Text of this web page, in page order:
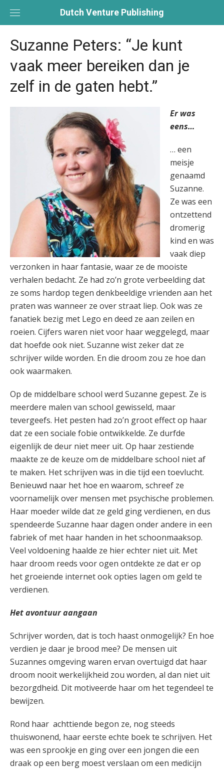
Dutch Venture Publishing
Suzanne Peters: “Je kunt
vaak meer bereiken dan je
zelf in de gaten hebt.”
Er was
eens…
… een
meisje
genaamd
Suzanne.
Ze was een
ontzettend
dromerig
kind en was
vaak diep
verzonken in haar fantasie, waar ze de mooiste
verhalen bedacht. Ze had zo’n grote verbeelding dat
ze soms hardop tegen denkbeeldige vrienden aan het
praten was wanneer ze over straat liep. Ook was ze
fanatiek bezig met Lego en deed ze aan zeilen en
roeien. Cijfers waren niet voor haar weggelegd, maar
dat hoefde ook niet. Suzanne wist zeker dat ze
schrijver wilde worden. En die droom zou ze hoe dan
ook waarmaken.
Op de middelbare school werd Suzanne gepest. Ze is
meerdere malen van school gewisseld, maar
tevergeefs. Het pesten had zo’n groot effect op haar
dat ze een sociale fobie ontwikkelde. Ze durfde
eigenlijk de deur niet meer uit. Op haar zestiende
maakte ze de keuze om de middelbare school niet af
te maken. Het schrijven was in die tijd een toevlucht.
Benieuwd naar het hoe en waarom, schreef ze
voornamelijk over mensen met psychische problemen.
Haar moeder wilde dat ze geld ging verdienen, en dus
spendeerde Suzanne haar dagen onder andere in een
fabriek of met haar handen in het schoonmaaksop.
Veel voldoening haalde ze hier echter niet uit. Met
haar droom reeds voor ogen ontdekte ze dat er op
het groeiende internet ook opties lagen om geld te
verdienen.
Het avontuur aangaan
Schrijver worden, dat is toch haast onmogelijk? En hoe
verdien je daar je brood mee? De mensen uit
Suzannes omgeving waren ervan overtuigd dat haar
droom nooit werkelijkheid zou worden, al dan niet uit
bezorgdheid. Dit motiveerde haar om het tegendeel te
bewijzen.
Rond haar achttiende begon ze, nog steeds
thuiswonend, haar eerste echte boek te schrijven. Het
was een sprookje en ging over een jongen die een
draak op een berg moest verslaan om een medicijn